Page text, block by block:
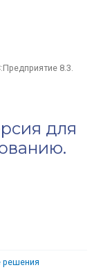
8.3.
для
решения